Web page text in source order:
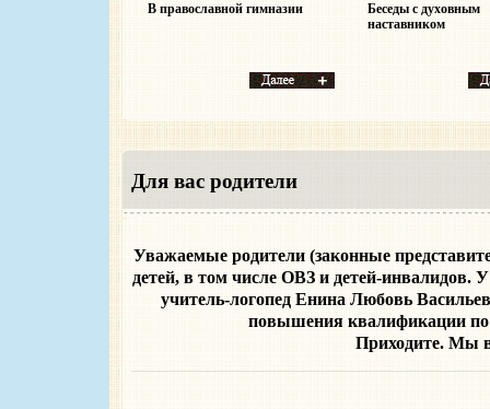
В православной гимназии
Беседы с духовным
наставником
Для вас родители
Уважаемые родители (законные
детей, в том числе ОВЗ и детей-инвалидов.
учитель-логопед Енина Любовь
повышения квалификации по
Приходите. Мы